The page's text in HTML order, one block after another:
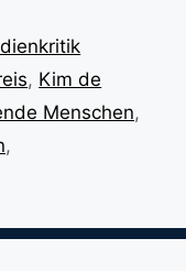
, Kim de
Menschen,
,